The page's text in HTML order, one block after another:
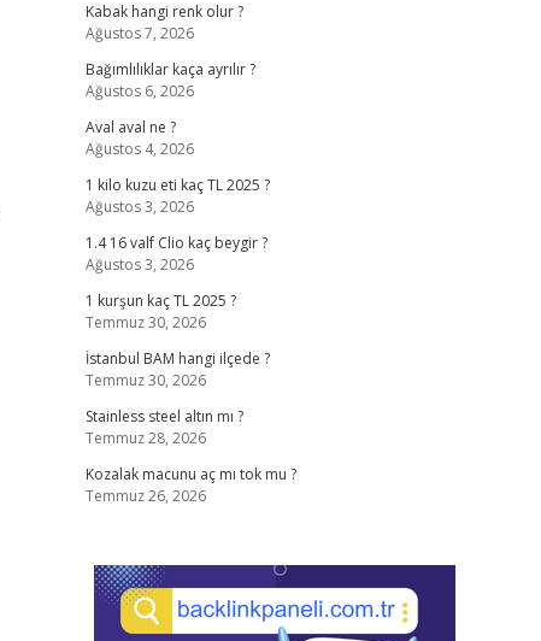
Kabak hangi renk olur ?
Ağustos 7, 2026
Bağımlılıklar kaça ayrılır ?
Ağustos 6, 2026
Aval aval ne ?
Ağustos 4, 2026
1 kilo kuzu eti kaç TL 2025 ?
Ağustos 3, 2026
1.4 16 valf Clio kaç beygir ?
Ağustos 3, 2026
1 kurşun kaç TL 2025 ?
Temmuz 30, 2026
İstanbul BAM hangi ilçede ?
Temmuz 30, 2026
Stainless steel altın mı ?
Temmuz 28, 2026
Kozalak macunu aç mı tok mu ?
Temmuz 26, 2026